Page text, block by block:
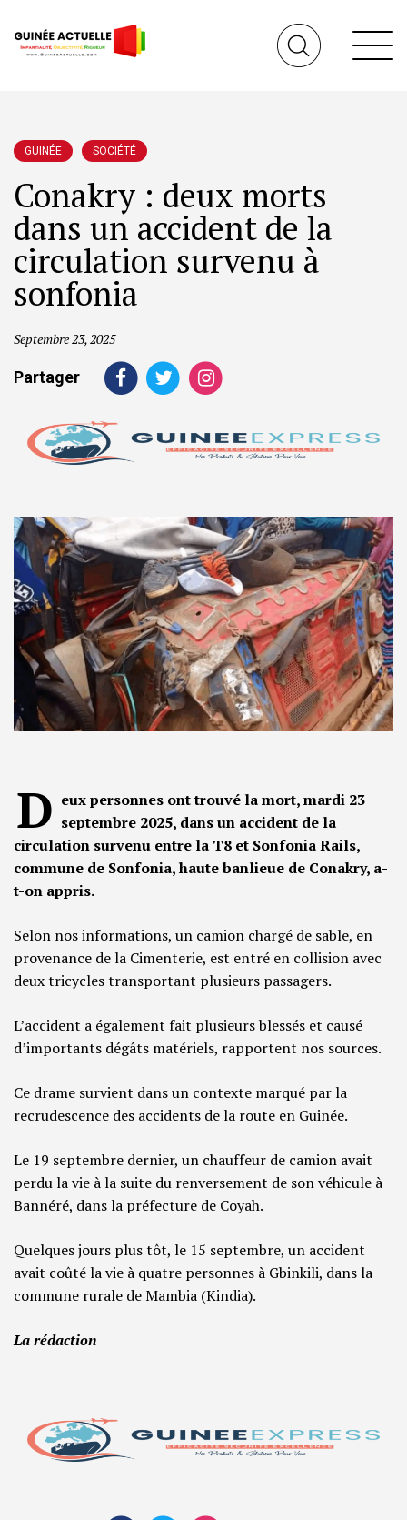
GUINÉE SOCIÉTÉ
Conakry : deux morts
dans un accident de la
circulation survenu à
sonfonia
Septembre 23, 2025
Partager
D eux personnes ont trouvé la mort, mardi 23
septembre 2025, dans un accident de la
circulation survenu entre la T8 et Sonfonia Rails,
commune de Sonfonia, haute banlieue de Conakry, a-
t-on appris.
Selon nos informations, un camion chargé de sable, en
provenance de la Cimenterie, est entré en collision avec
deux tricycles transportant plusieurs passagers.
L’accident a également fait plusieurs blessés et causé
d’importants dégâts matériels, rapportent nos sources.
Ce drame survient dans un contexte marqué par la
recrudescence des accidents de la route en Guinée.
Le 19 septembre dernier, un chauffeur de camion avait
perdu la vie à la suite du renversement de son véhicule à
Bannéré, dans la préfecture de Coyah.
Quelques jours plus tôt, le 15 septembre, un accident
avait coûté la vie à quatre personnes à Gbinkili, dans la
commune rurale de Mambia (Kindia).
La rédaction